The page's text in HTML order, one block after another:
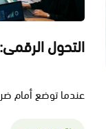
عندما توضع أمام